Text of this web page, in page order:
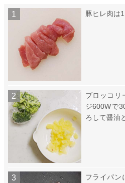
豚ヒレ肉は
ブロッコリ
ジ600Wで
ろして醤油
フライパン